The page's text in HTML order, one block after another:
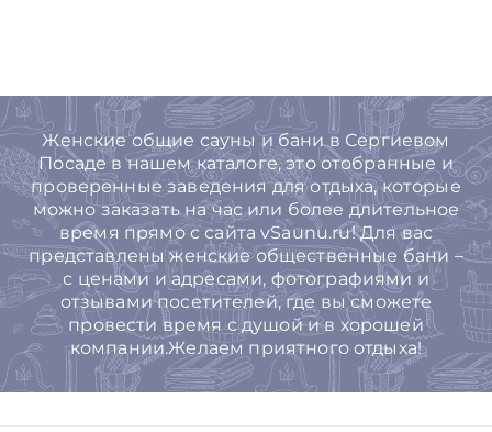
Женские общие сауны и бани в Сергиевом
Посаде в нашем каталоге, это отобранные и
проверенные заведения для отдыха, которые
можно заказать на час или более длительное
время прямо с сайта vSaunu.ru! Для вас
представлены женские общественные бани –
с ценами и адресами, фотографиями и
отзывами посетителей, где вы сможете
провести время с душой и в хорошей
компании.Желаем приятного отдыха!